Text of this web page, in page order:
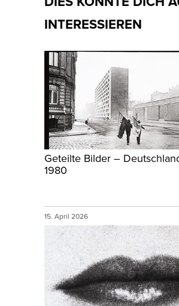
INTERESSIEREN
Geteilte Bilder –
1980
15. April 2026